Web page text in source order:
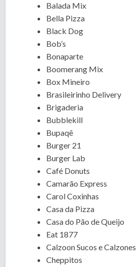
Balada Mix
Bella Pizza
Black Dog
Bob’s
Bonaparte
Boomerang Mix
Box Mineiro
Brasileirinho Delivery
Brigaderia
Bubblekill
Bupaqê
Burger 21
Burger Lab
Café Donuts
Camarão Express
Carol Coxinhas
Casa da Pizza
Casa do Pão de Queijo
Eat 1877
Calzoon Sucos e Calzones
Cheppitos